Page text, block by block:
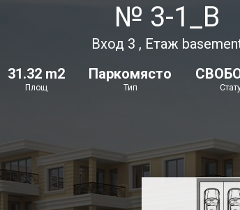
№ 3-1_B
Вход 3 , Етаж
31.32 m2
Площ
Паркомясто
Тип